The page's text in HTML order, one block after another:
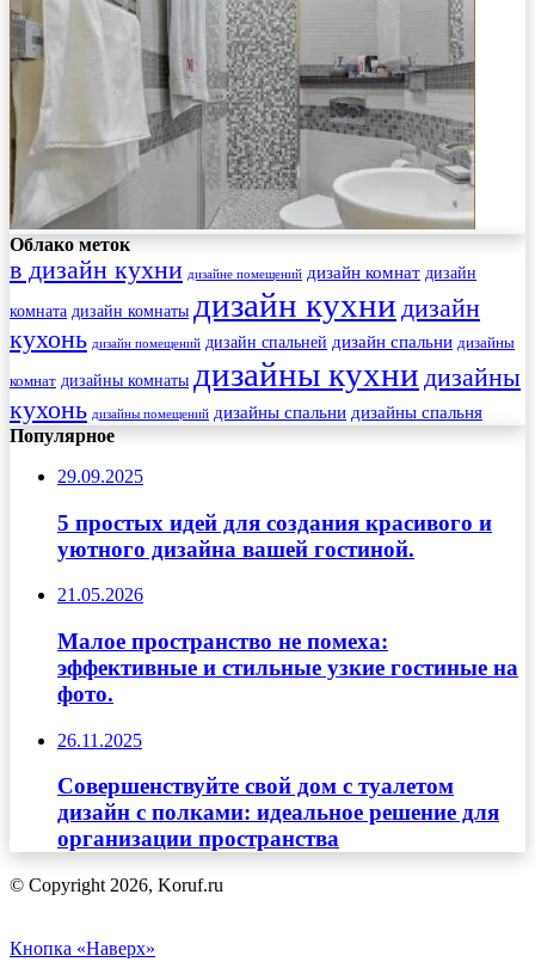
Облако меток
в дизайн кухни дизайне помещений дизайн комнат дизайн
комната дизайн комнаты дизайн кухни дизайн
кухонь дизайн помещений дизайн спальней дизайн спальни дизайны
комнат дизайны комнаты дизайны кухни дизайны
кухонь дизайны помещений дизайны спальни дизайны спальня
Популярное
29.09.2025
5 простых идей для создания красивого и
уютного дизайна вашей гостиной.
21.05.2026
Малое пространство не помеха:
эффективные и стильные узкие гостиные на
фото.
26.11.2025
Совершенствуйте свой дом с туалетом
дизайн с полками: идеальное решение для
организации пространства
© Copyright 2026, Koruf.ru
Кнопка «Наверх»